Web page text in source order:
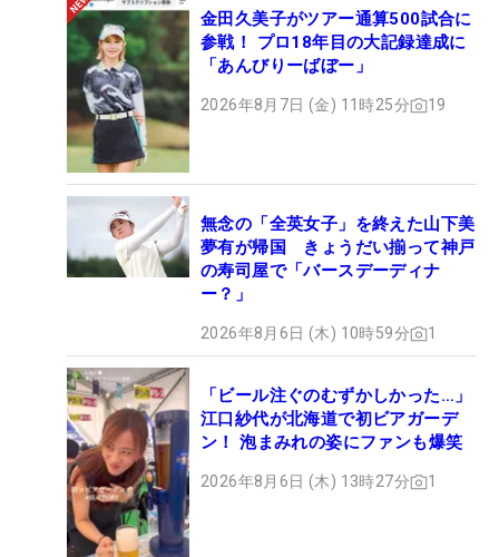
金田久美子がツアー通算500試合に
参戦！ プロ18年目の大記録達成に
「あんびりーばぼー」
2026年8月7日 (金) 11時25分 19
無念の「全英女子」を終えた山下美
夢有が帰国 きょうだい揃って神戸
の寿司屋で「バースデーディナ
ー？」
2026年8月6日 (木) 10時59分 1
「ビール注ぐのむずかしかった…」
江口紗代が北海道で初ビアガーデ
ン！ 泡まみれの姿にファンも爆笑
2026年8月6日 (木) 13時27分 1